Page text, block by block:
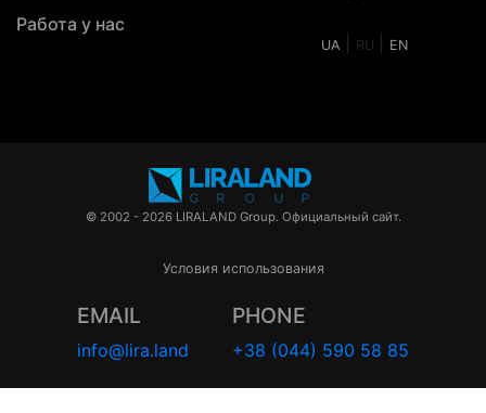
Работа у нас
UA RU EN
© 2002 - 2026 LIRALAND Group. Официальный сайт.
Условия использования
EMAIL
info@lira.land
PHONE
+38 (044) 590 58 85